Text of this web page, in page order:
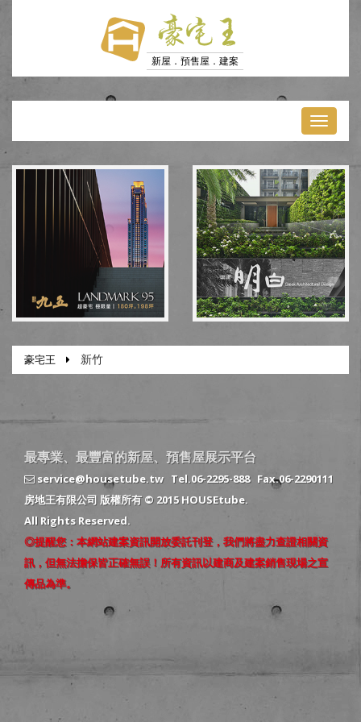
豪宅王
新屋．預售屋．建案
豪宅王 新竹
最專業、最豐富的新屋、預售屋展示平台
service@housetube.tw Tel.06-2295-888 Fax.06-2290111
房地王有限公司 版權所有 © 2015 HOUSEtube.
All Rights Reserved.
◎提醒您：本網站建案資訊開放委託刊登，我們將盡力查證相關資
訊，但無法擔保皆正確無誤！所有資訊以建商及建案銷售現場之宣
傳品為準。